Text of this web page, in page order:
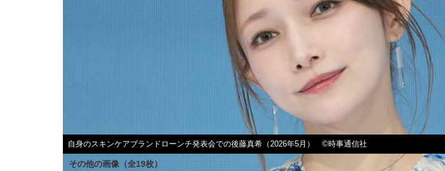
自身のスキンケアブランドローンチ発表会での後藤真希（2026年5月） ©時事通信社
その他の画像（全19枚）